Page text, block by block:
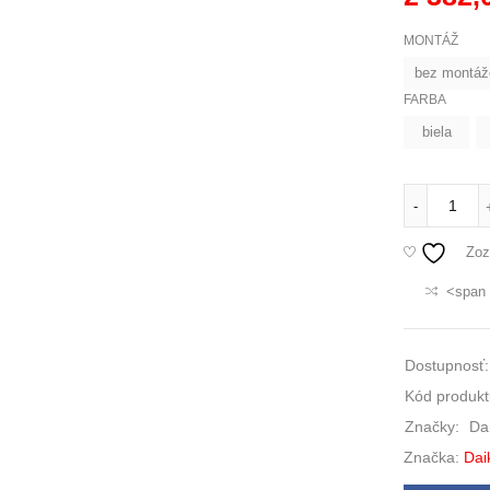
MONTÁŽ
bez
FARBA
biela
-
<span
Dostupnosť:
Kód
Značky:
Značka: